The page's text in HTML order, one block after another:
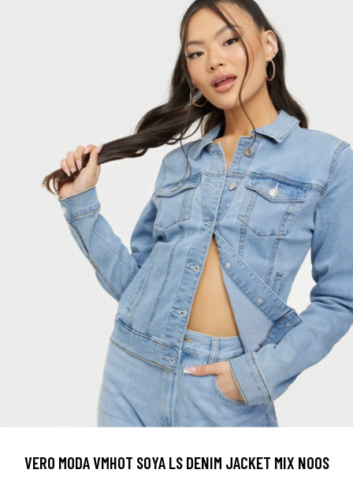
VERO MODA VMHOT SOYA LS DENIM JACKET MIX NOOS